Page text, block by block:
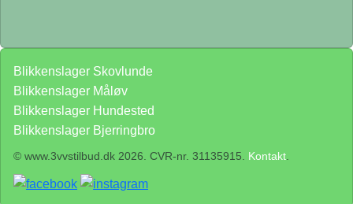
Blikkenslager Skovlunde
Blikkenslager Måløv
Blikkenslager Hundested
Blikkenslager Bjerringbro
© www.3vvstilbud.dk 2026. CVR-nr. 31135915. Kontakt.